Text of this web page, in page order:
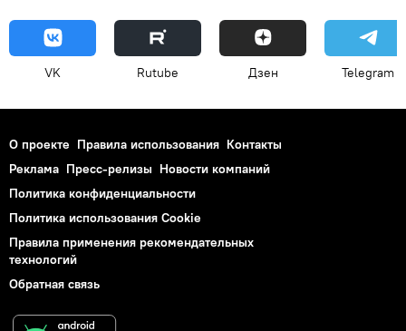
VK Rutube Дзен Telegram
О проекте Правила использования Контакты
Реклама Пресс-релизы Новости компаний
Политика конфиденциальности
Политика использования Cookie
Правила применения рекомендательных
технологий
Обратная связь